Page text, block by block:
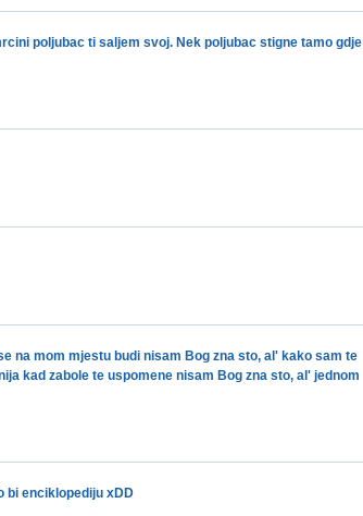
poljubac ti saljem svoj. Nek poljubac stigne tamo gdje
na mom mjestu budi nisam Bog zna sto, al' kako sam te
kad zabole te uspomene nisam Bog zna sto, al' jednom
bi enciklopediju xDD